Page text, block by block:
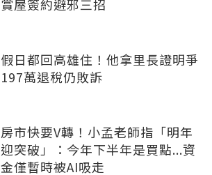
賞屋簽約避邪三招
假日都回高雄住！他拿里長證明爭
197萬退稅仍敗訴
房市快要V轉！小孟老師指「明年
迎突破」：今年下半年是買點...資
金僅暫時被AI吸走